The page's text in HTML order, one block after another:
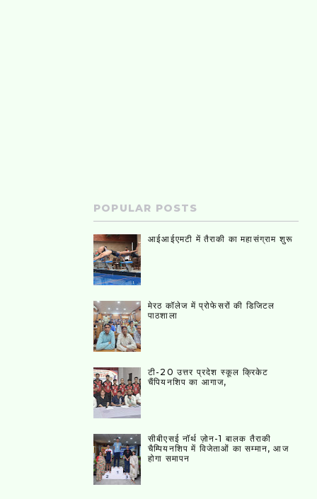
POPULAR POSTS
आईआईएमटी में तैराकी का महासंग्राम शुरू
मेरठ कॉलेज में प्रोफेसरों की डिजिटल
पाठशाला
टी-20 उत्तर प्रदेश स्कूल क्रिकेट
चैंपियनशिप का आगाज,
सीबीएसई नॉर्थ ज़ोन-1 बालक तैराकी
चैम्पियनशिप में विजेताओं का सम्मान, आज
होगा समापन